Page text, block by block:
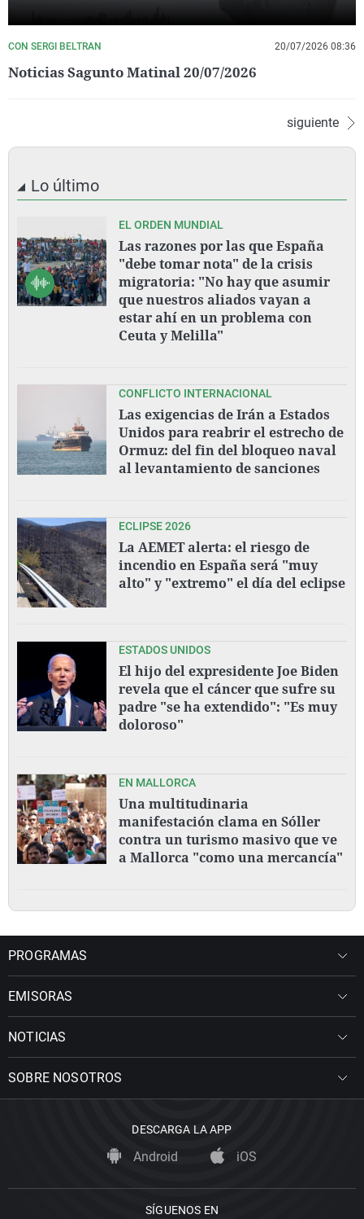
CON SERGI BELTRAN 20/07/2026 08:36
Noticias Sagunto Matinal 20/07/2026
siguiente
Lo último
EL ORDEN MUNDIAL
Las razones por las que España
"debe tomar nota" de la crisis
migratoria: "No hay que asumir
que nuestros aliados vayan a
estar ahí en un problema con
Ceuta y Melilla"
CONFLICTO INTERNACIONAL
Las exigencias de Irán a Estados
Unidos para reabrir el estrecho de
Ormuz: del fin del bloqueo naval
al levantamiento de sanciones
ECLIPSE 2026
La AEMET alerta: el riesgo de
incendio en España será "muy
alto" y "extremo" el día del eclipse
ESTADOS UNIDOS
El hijo del expresidente Joe Biden
revela que el cáncer que sufre su
padre "se ha extendido": "Es muy
doloroso"
EN MALLORCA
Una multitudinaria
manifestación clama en Sóller
contra un turismo masivo que ve
a Mallorca "como una mercancía"
PROGRAMAS
EMISORAS
NOTICIAS
SOBRE NOSOTROS
DESCARGA LA APP
Android iOS
SÍGUENOS EN